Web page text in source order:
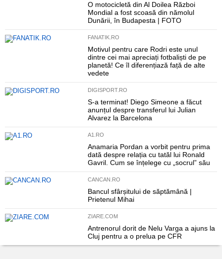
O motocicletă din Al Doilea Război
Mondial a fost scoasă din nămolul
Dunării, în Budapesta | FOTO
FANATIK.RO
Motivul pentru care Rodri este unul
dintre cei mai apreciați fotbaliști de pe
planetă! Ce îl diferențiază față de alte
vedete
DIGISPORT.RO
S-a terminat! Diego Simeone a făcut
anunțul despre transferul lui Julian
Alvarez la Barcelona
A1.RO
Anamaria Pordan a vorbit pentru prima
dată despre relația cu tatăl lui Ronald
Gavril. Cum se înțelege cu „socrul” său
CANCAN.RO
Bancul sfârșitului de săptămână |
Prietenul Mihai
ZIARE.COM
Antrenorul dorit de Nelu Varga a ajuns la
Cluj pentru a o prelua pe CFR